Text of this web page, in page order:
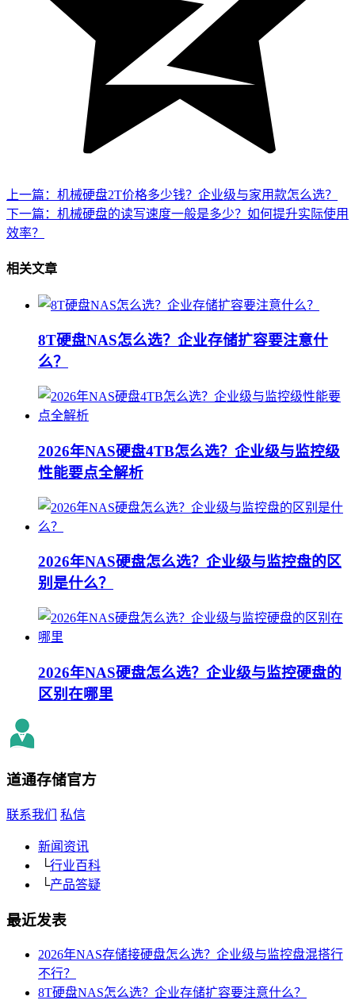
上一篇：机械硬盘2T价格多少钱？企业级与家用款怎么选？
下一篇：机械硬盘的读写速度一般是多少？如何提升实际使用
效率？
相关文章
8T硬盘NAS怎么选？企业存储扩容要注意什
么？
2026年NAS硬盘4TB怎么选？企业级与监控级
性能要点全解析
2026年NAS硬盘怎么选？企业级与监控盘的区
别是什么？
2026年NAS硬盘怎么选？企业级与监控硬盘的
区别在哪里
道通存储官方
联系我们 私信
新闻资讯
└行业百科
└产品答疑
最近发表
2026年NAS存储接硬盘怎么选？企业级与监控盘混搭行
不行？
8T硬盘NAS怎么选？企业存储扩容要注意什么？